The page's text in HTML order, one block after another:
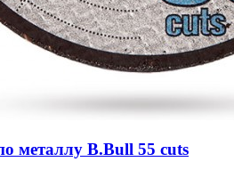
металлу B.Bull 55 cuts